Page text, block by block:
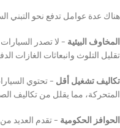
هناك عدة عوامل تدفع نحو التبني
المخاوف البيئية – لا تصدر
تقليل التلوث وانبعاثات الغازات
تكاليف تشغيل أقل – تحتوي
المتحركة، مما يقلل من تكاليف
الحوافز الحكومية – تقدم العديد